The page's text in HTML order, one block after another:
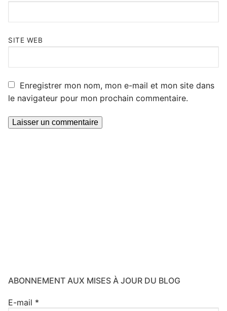
SITE WEB
Enregistrer mon nom, mon e-mail et mon site dans
le navigateur pour mon prochain commentaire.
ABONNEMENT AUX MISES À JOUR DU BLOG
E-mail *